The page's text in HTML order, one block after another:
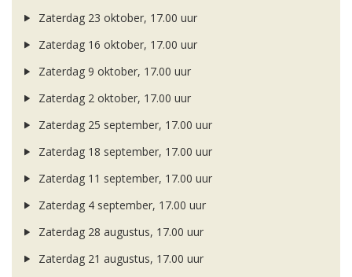
Zaterdag 23 oktober, 17.00 uur
Zaterdag 16 oktober, 17.00 uur
Zaterdag 9 oktober, 17.00 uur
Zaterdag 2 oktober, 17.00 uur
Zaterdag 25 september, 17.00 uur
Zaterdag 18 september, 17.00 uur
Zaterdag 11 september, 17.00 uur
Zaterdag 4 september, 17.00 uur
Zaterdag 28 augustus, 17.00 uur
Zaterdag 21 augustus, 17.00 uur